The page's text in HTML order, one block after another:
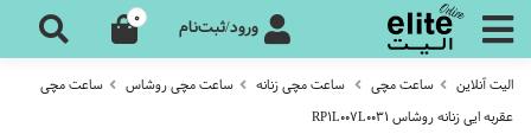
ورود/ثبت‌نام 0
الیت آنلاین ساعت مچی ساعت مچی زنانه ساعت مچی روشاس
ساعت مچی
عقربه ایی زنانه روشاس RP1L007L0031